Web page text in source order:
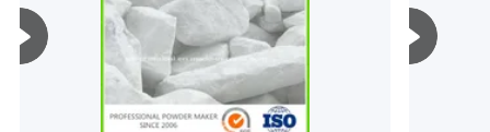
zusammen mit uns zu kooperieren und zu entwickeln!